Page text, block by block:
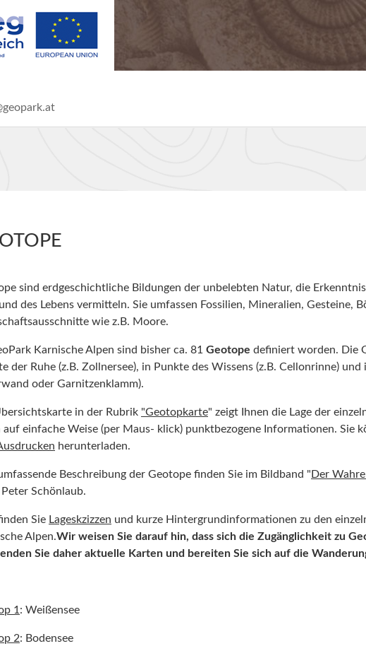
sind erdgeschichtliche Bildungen der unbelebten Natur, die
des Lebens vermitteln. Sie umfassen Fossilien, Mineralien, Gesteine,
wie z.B. Moore.
Karnische Alpen sind bisher ca. 81 Geotope definiert worden. Die
der Ruhe (z.B. Zollnersee), in Punkte des Wissens (z.B. Cellonrinne)
oder Garnitzenklamm).
in der Rubrik "Geotopkarte" zeigt Ihnen die Lage der
auf einfache Weise (per Maus- klick) punktbezogene Informationen. Sie
herunterladen.
Beschreibung der Geotope finden Sie im Bildband " Der
Peter Schönlaub.
Sie Lageskzizzen und kurze Hintergrundinformationen zu den
Alpen.Wir weisen Sie darauf hin, dass sich die Zugänglichkeit zu
Sie daher aktuelle Karten und bereiten Sie sich auf die
1 : Weißensee
2: Bodensee